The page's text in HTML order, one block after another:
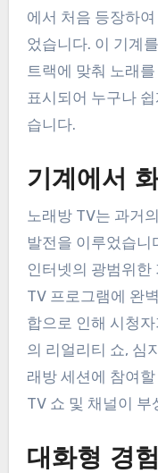
에서 처음 등장하
었습니다. 이 기계
트랙에 맞춰 노래
표시되어 누구나
습니다.
기계에서
노래방 TV는 과거
발전을 이루었습니
인터넷의 광범위한
TV 프로그램에 완
합으로 인해 시청
의 리얼리티 쇼, 심
래방 세션에 참여
TV 쇼 및 채널이
대화형 경험